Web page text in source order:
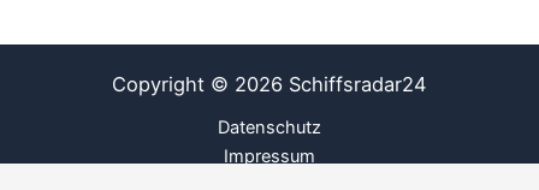
Copyright © 2026 Schiffsradar24
Datenschutz
Impressum